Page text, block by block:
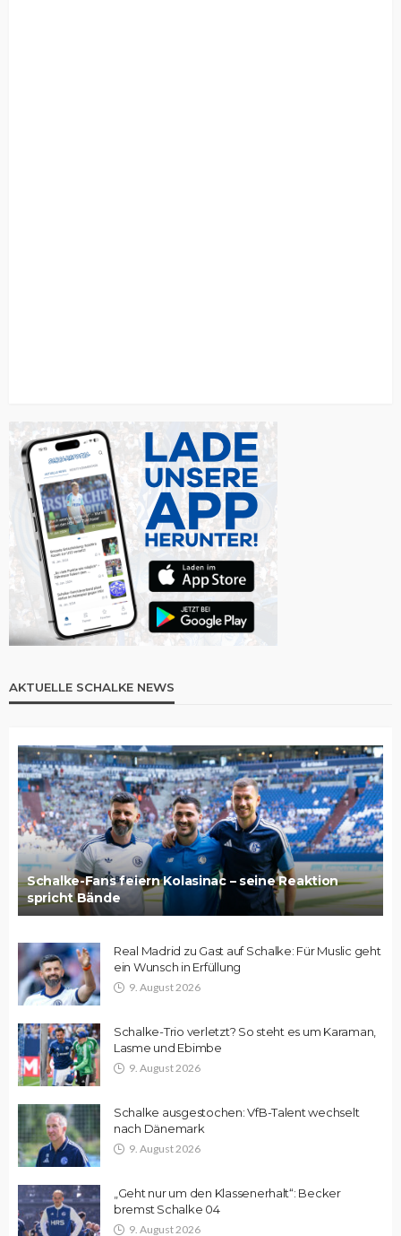
AKTUELLE SCHALKE NEWS
Schalke-Fans feiern Kolasinac – seine Reaktion
spricht Bände
Real Madrid zu Gast auf Schalke: Für Muslic geht
ein Wunsch in Erfüllung
9. August 2026
Schalke-Trio verletzt? So steht es um Karaman,
Lasme und Ebimbe
9. August 2026
Schalke ausgestochen: VfB-Talent wechselt
nach Dänemark
9. August 2026
„Geht nur um den Klassenerhalt“: Becker
bremst Schalke 04
9. August 2026